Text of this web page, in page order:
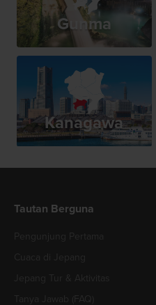
Gunma
Kanagawa
Tautan Berguna